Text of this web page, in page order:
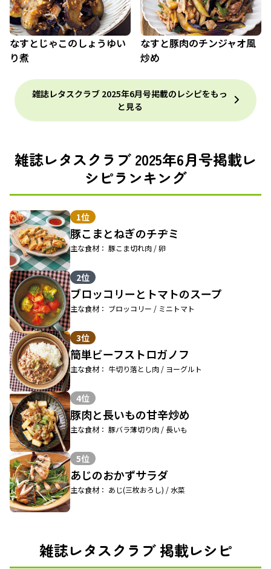
なすとじゃこのしょうゆい
り煮
なすと豚肉のチンジャオ風
炒め
雑誌レタスクラブ 2025年6月号掲載のレシピをもっ
と見る
雑誌レタスクラブ 2025年6月号掲載レ
シピランキング
1位
豚こまとねぎのチヂミ
主な食材： 豚こま切れ肉 / 卵
2位
ブロッコリーとトマトのスープ
主な食材： ブロッコリー / ミニトマト
3位
簡単ビーフストロガノフ
主な食材： 牛切り落とし肉 / ヨーグルト
4位
豚肉と長いもの甘辛炒め
主な食材： 豚バラ薄切り肉 / 長いも
5位
あじのおかずサラダ
主な食材： あじ(三枚おろし) / 水菜
雑誌レタスクラブ 掲載レシピ